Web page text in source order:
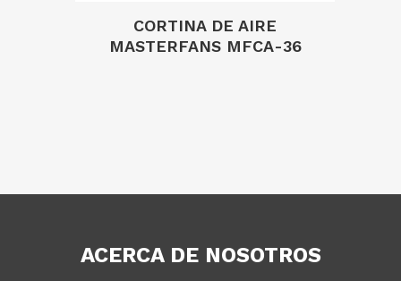
CORTINA DE AIRE
MASTERFANS MFCA-36
ACERCA DE NOSOTROS